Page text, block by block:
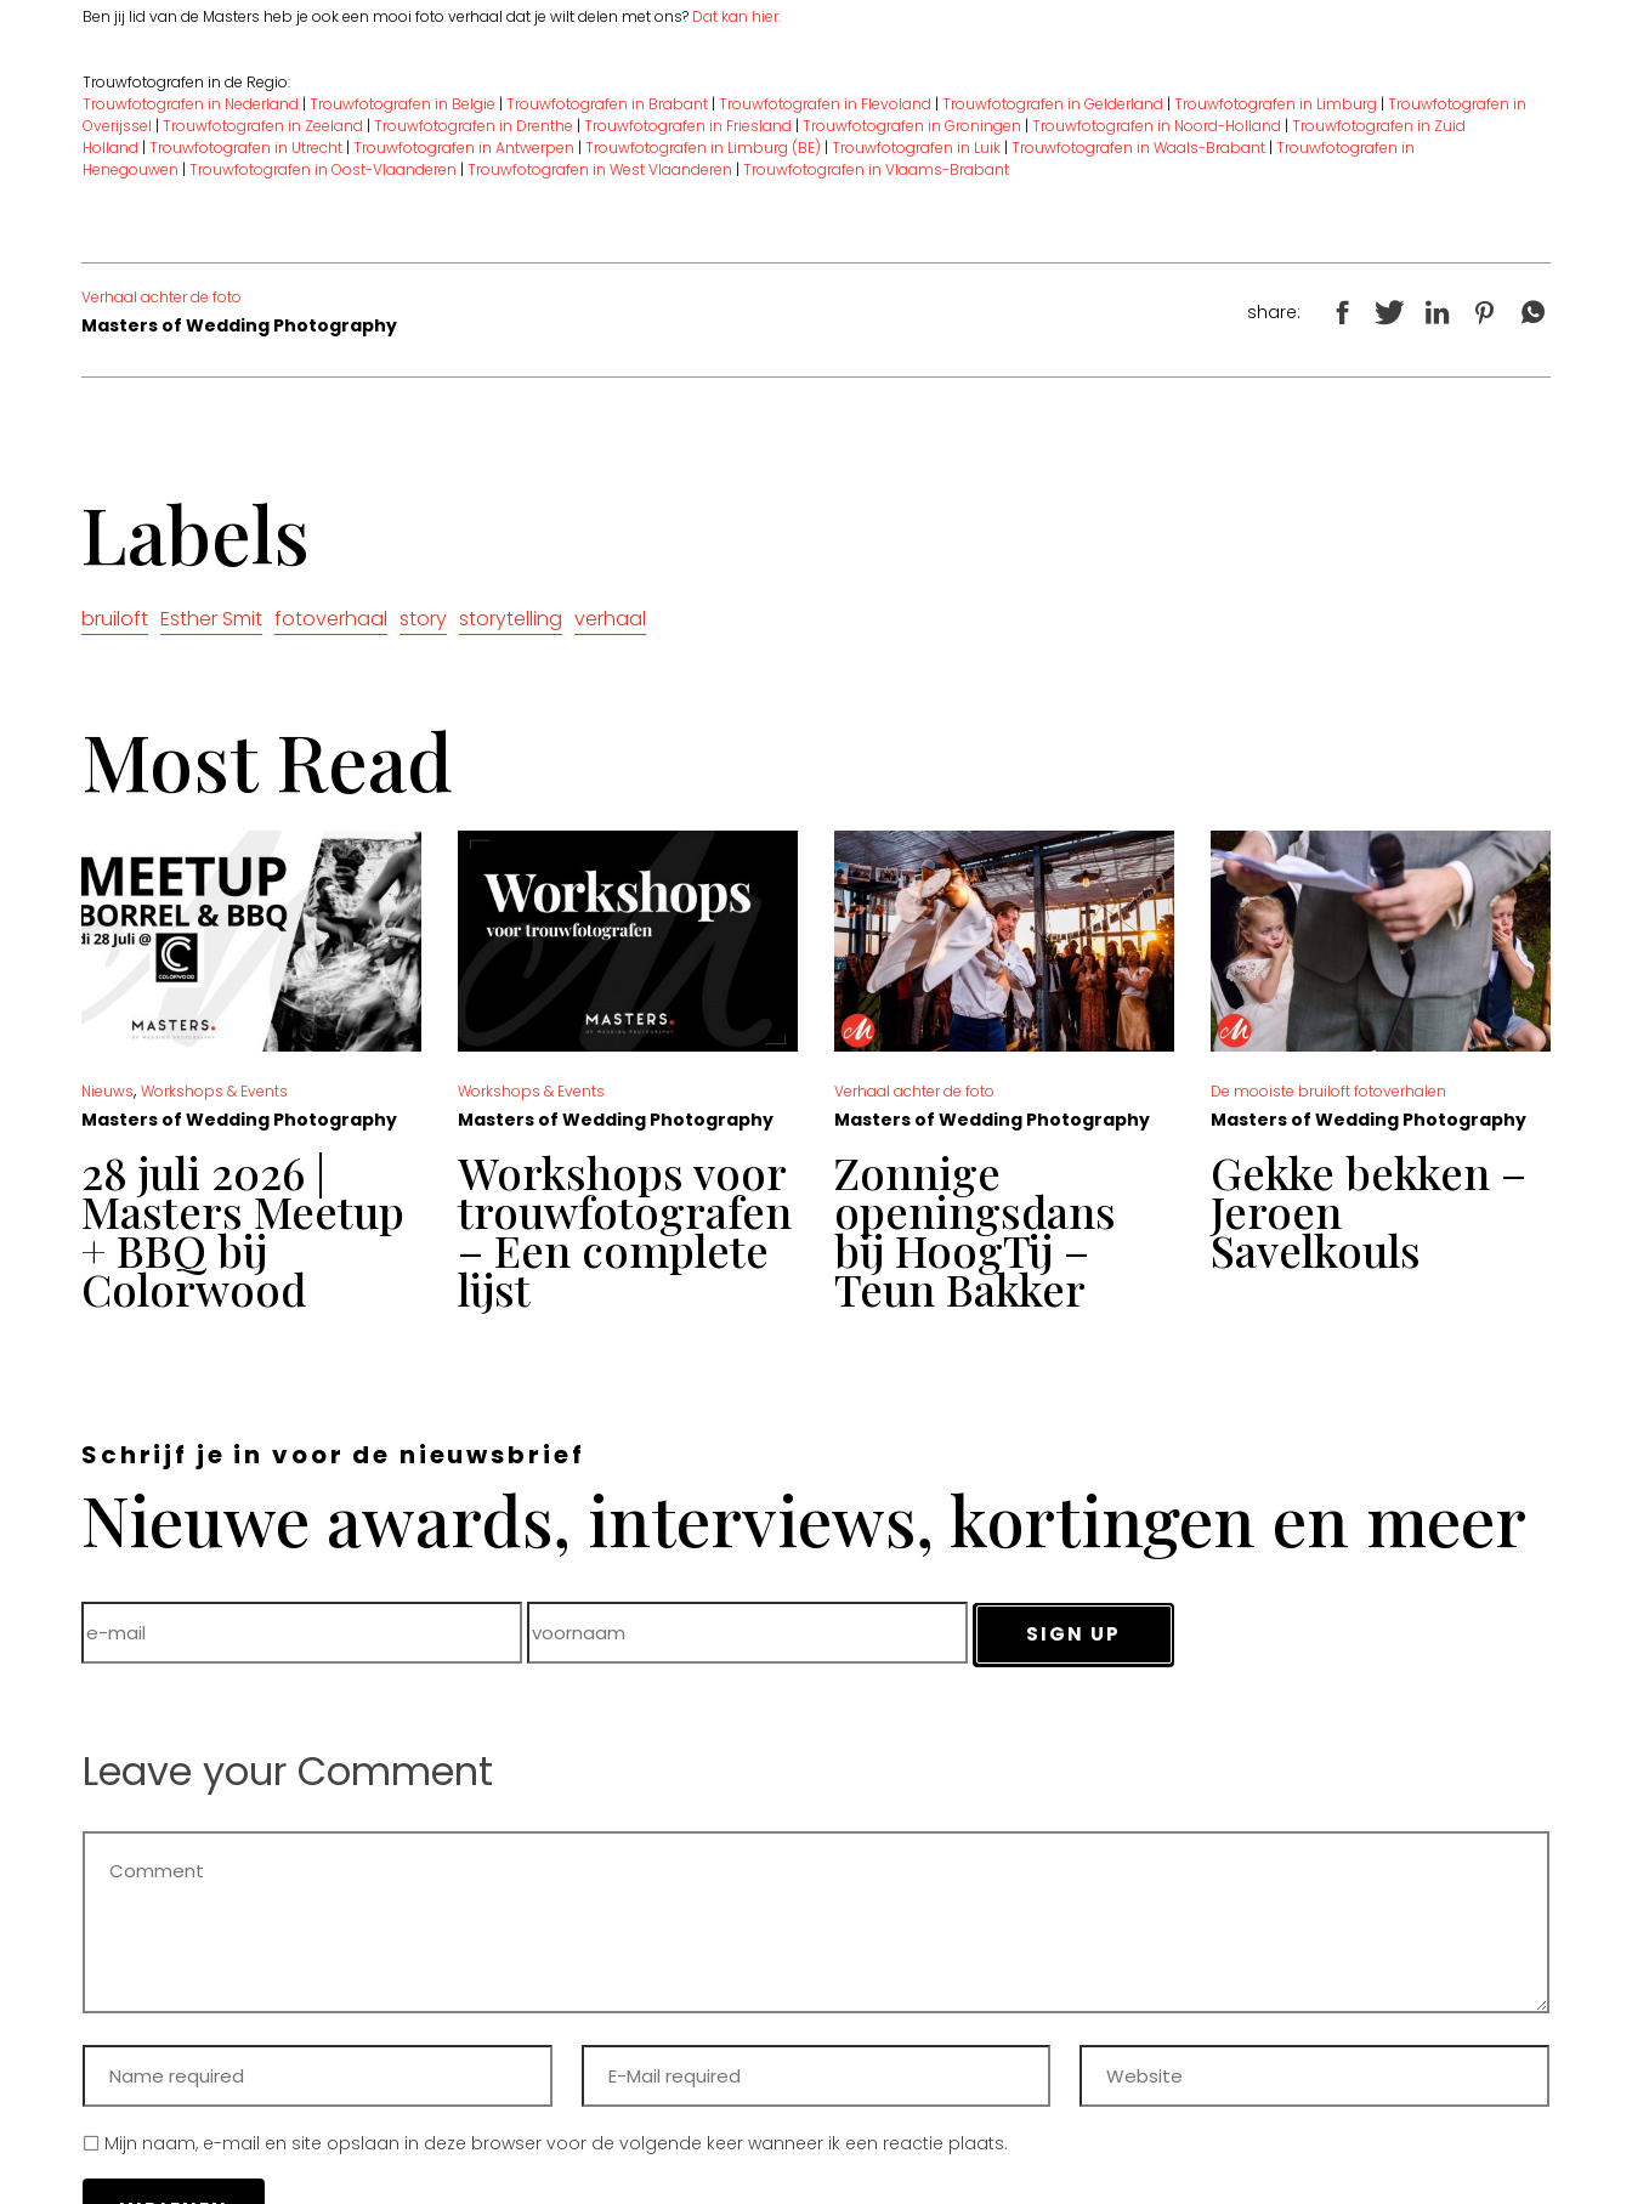
Ben jij lid van de Masters heb je ook een mooi foto verhaal dat je wilt delen met ons? Dat kan hier.
Trouwfotografen in de Regio:
Trouwfotografen in Nederland | Trouwfotografen in Belgie | Trouwfotografen in Brabant | Trouwfotografen in Flevoland | Trouwfotografen in Gelderland | Trouwfotografen in Limburg | Trouwfotografen in
Overijssel | Trouwfotografen in Zeeland | Trouwfotografen in Drenthe | Trouwfotografen in Friesland | Trouwfotografen in Groningen | Trouwfotografen in Noord-Holland | Trouwfotografen in Zuid
Holland | Trouwfotografen in Utrecht | Trouwfotografen in Antwerpen | Trouwfotografen in Limburg (BE) | Trouwfotografen in Luik | Trouwfotografen in Waals-Brabant | Trouwfotografen in
Henegouwen | Trouwfotografen in Oost-Vlaanderen | Trouwfotografen in West Vlaanderen | Trouwfotografen in Vlaams-Brabant
Verhaal achter de foto
Masters of Wedding Photography
share:
Labels
bruiloft Esther Smit fotoverhaal story storytelling verhaal
Most Read
Nieuws, Workshops & Events
Masters of Wedding Photography
28 juli 2026 |
Masters Meetup
+ BBQ bij
Colorwood
Workshops & Events
Masters of Wedding Photography
Workshops voor
trouwfotografen
– Een complete
lijst
Verhaal achter de foto
Masters of Wedding Photography
Zonnige
openingsdans
bij HoogTij –
Teun Bakker
De mooiste bruiloft fotoverhalen
Masters of Wedding Photography
Gekke bekken –
Jeroen
Savelkouls
Schrijf je in voor de nieuwsbrief
Nieuwe awards, interviews, kortingen en meer
SIGN UP
Leave your Comment
Mijn naam, e-mail en site opslaan in deze browser voor de volgende keer wanneer ik een reactie plaats.